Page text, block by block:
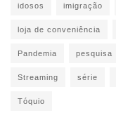
idosos imigração
loja de conveniência
Pandemia pesquisa
Streaming série
Tóquio